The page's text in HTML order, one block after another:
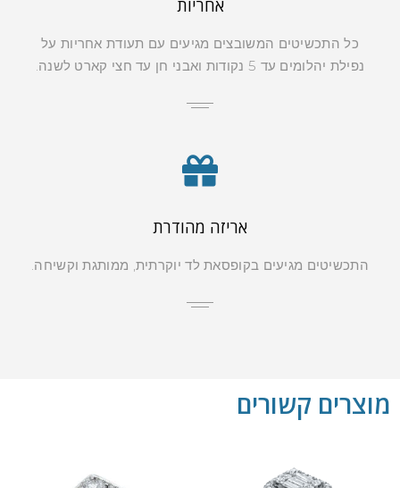
אחריות
כל התכשיטים המשובצים מגיעים עם תעודת אחריות על
נפילת יהלומים עד 5 נקודות ואבני חן עד חצי קארט לשנה.
אריזה מהודרת
התכשיטים מגיעים בקופסאת לד יוקרתית, ממותגת וקשיחה.
מוצרים קשורים